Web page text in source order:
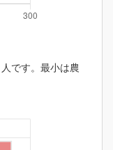
です。最小は農